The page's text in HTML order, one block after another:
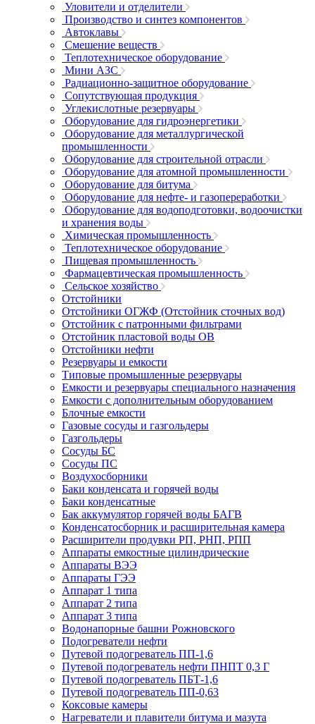
Уловители и отделители
Производство и синтез компонентов
Автоклавы
Смешение веществ
Теплотехническое оборудование
Мини АЗС
Радиационно-защитное оборудование
Сопутствующая продукция
Углекислотные резервуары
Оборудование для гидроэнергетики
Оборудование для металлургической
промышленности
Оборудование для строительной отрасли
Оборудование для атомной промышленности
Оборудование для битума
Оборудование для нефте- и газопереработки
Оборудование для водоподготовки, водоочистки
и хранения воды
Химическая промышленность
Теплотехническое оборудование
Пищевая промышленность
Фармацевтическая промышленность
Сельское хозяйство
Отстойники
Отстойники ОГЖФ (Отстойник сточных вод)
Отстойник с патронными фильтрами
Отстойник пластовой воды ОВ
Отстойники нефти
Резервуары и емкости
Типовые промышленные резервуары
Емкости и резервуары специального назначения
Емкости с дополнительным оборудованием
Блочные емкости
Газовые сосуды и газгольдеры
Газгольдеры
Сосуды БС
Сосуды ПС
Воздухосборники
Баки конденсата и горячей воды
Баки конденсатные
Бак аккумулятор горячей воды БАГВ
Конденсатосборник и расширительная камера
Расширители продувки РП, РНП, РПП
Аппараты емкостные цилиндрические
Аппараты ВЭЭ
Аппараты ГЭЭ
Аппарат 1 типа
Аппарат 2 типа
Аппарат 3 типа
Водонапорные башни Рожновского
Подогреватели нефти
Путевой подогреватель ПП-1,6
Путевой подогреватель нефти ПНПТ 0,3 Г
Путевой подогреватель ПБТ-1,6
Путевой подогреватель ПП-0,63
Коксовые камеры
Нагреватели и плавители битума и мазута